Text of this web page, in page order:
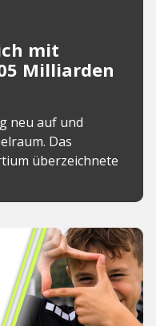
mit
Milliarden
neu auf und
Das
überzeichnete